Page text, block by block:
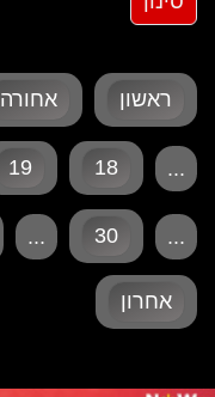
ראשון אחורה
...
18
19
...
30
...
אחרון